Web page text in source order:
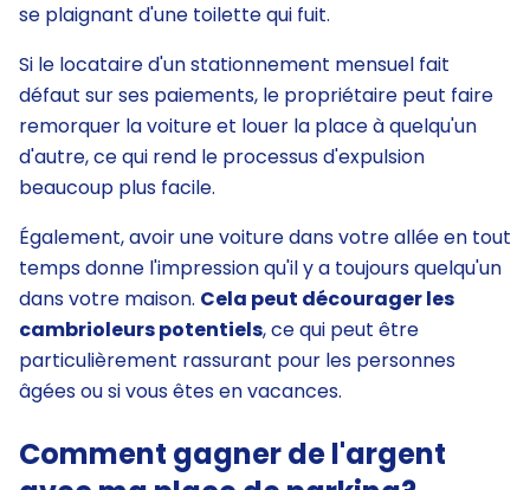
se plaignant d'une toilette qui fuit.
Si le locataire d'un stationnement mensuel fait
défaut sur ses paiements, le propriétaire peut faire
remorquer la voiture et louer la place à quelqu'un
d'autre, ce qui rend le processus d'expulsion
beaucoup plus facile.
Également, avoir une voiture dans votre allée en tout
temps donne l'impression qu'il y a toujours quelqu'un
dans votre maison. Cela peut décourager les
cambrioleurs potentiels, ce qui peut être
particulièrement rassurant pour les personnes
âgées ou si vous êtes en vacances.
Comment gagner de l'argent